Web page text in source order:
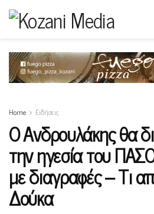
Home Ειδήσεις
Ο Ανδρουλάκης θα
την ηγεσία του
με διαγραφές – Τι
Δούκα